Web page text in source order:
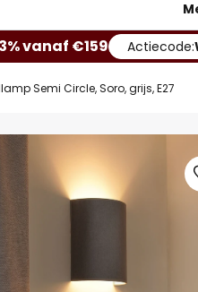
vanaf €159 Actiecode:
Semi Circle, Soro, grijs, E27